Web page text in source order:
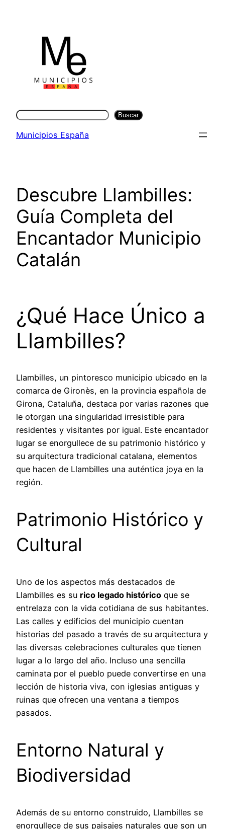
contenido
Buscar Buscar
Municipios España
Descubre Llambilles:
Guía Completa del
Encantador Municipio
Catalán
¿Qué Hace Único a
Llambilles?
Llambilles, un pintoresco municipio ubicado en la
comarca de Gironès, en la provincia española de
Girona, Cataluña, destaca por varias razones que
le otorgan una singularidad irresistible para
residentes y visitantes por igual. Este encantador
lugar se enorgullece de su patrimonio histórico y
su arquitectura tradicional catalana, elementos
que hacen de Llambilles una auténtica joya en la
región.
Patrimonio Histórico y
Cultural
Uno de los aspectos más destacados de
Llambilles es su rico legado histórico que se
entrelaza con la vida cotidiana de sus habitantes.
Las calles y edificios del municipio cuentan
historias del pasado a través de su arquitectura y
las diversas celebraciones culturales que tienen
lugar a lo largo del año. Incluso una sencilla
caminata por el pueblo puede convertirse en una
lección de historia viva, con iglesias antiguas y
ruinas que ofrecen una ventana a tiempos
pasados.
Entorno Natural y
Biodiversidad
Además de su entorno construido, Llambilles se
enorgullece de sus paisajes naturales que son un